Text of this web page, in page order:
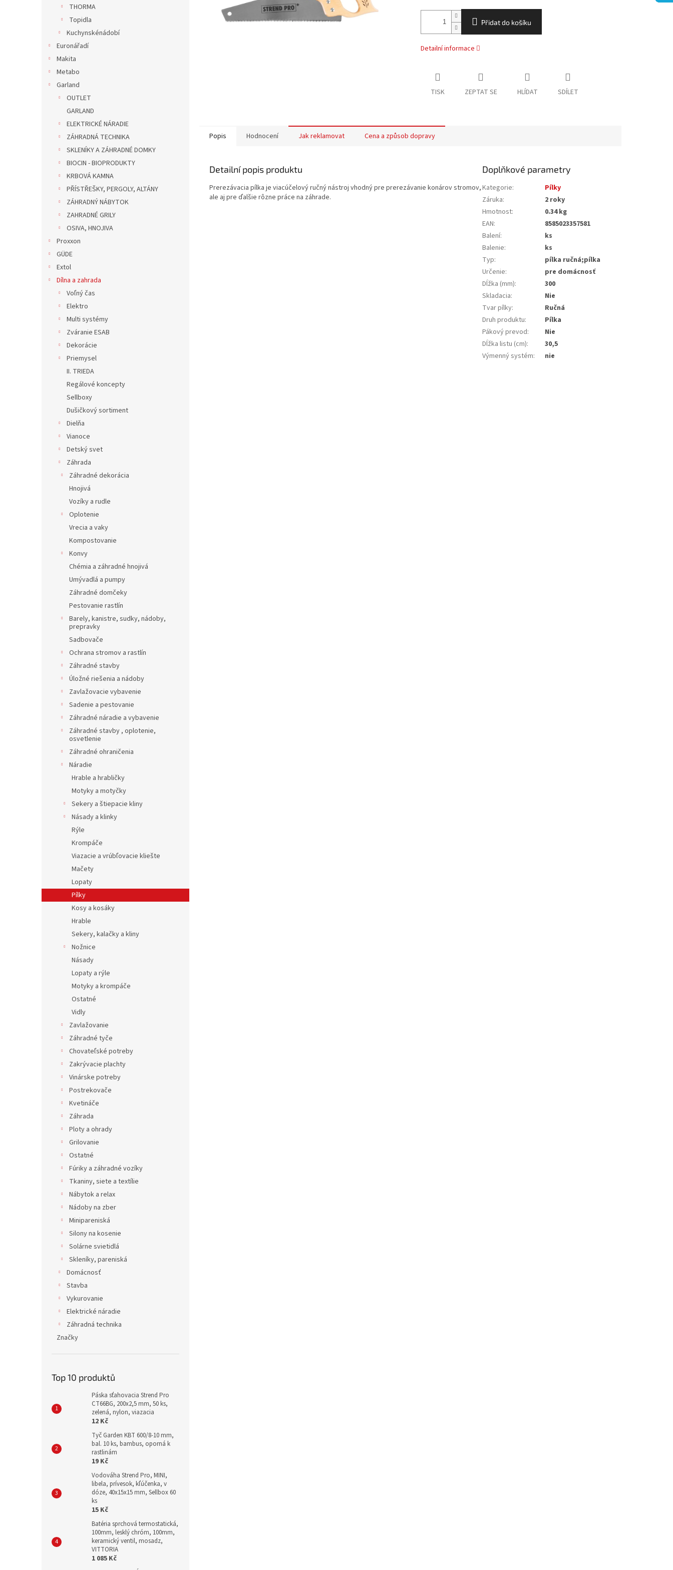
THORMA
Topidla
Kuchynskénádobí
Euronářadí
Makita
Metabo
Garland
OUTLET
GARLAND
ELEKTRICKÉ NÁRADIE
ZÁHRADNÁ TECHNIKA
SKLENÍKY A ZÁHRADNÉ DOMKY
BIOCIN - BIOPRODUKTY
KRBOVÁ KAMNA
PŘÍSTŘEŠKY, PERGOLY, ALTÁNY
ZÁHRADNÝ NÁBYTOK
ZAHRADNÉ GRILY
OSIVA, HNOJIVA
Proxxon
GÜDE
Extol
Dílna a zahrada
Voľný čas
Elektro
Multi systémy
Zváranie ESAB
Dekorácie
Priemysel
II. TRIEDA
Regálové koncepty
Sellboxy
Dušičkový sortiment
Dielňa
Vianoce
Detský svet
Záhrada
Záhradné dekorácia
Hnojivá
Vozíky a rudle
Oplotenie
Vrecia a vaky
Kompostovanie
Konvy
Chémia a záhradné hnojivá
Umývadlá a pumpy
Záhradné domčeky
Pestovanie rastlín
Barely, kanistre, sudky, nádoby,
prepravky
Sadbovače
Ochrana stromov a rastlín
Záhradné stavby
Úložné riešenia a nádoby
Zavlažovacie vybavenie
Sadenie a pestovanie
Záhradné náradie a vybavenie
Záhradné stavby , oplotenie,
osvetlenie
Záhradné ohraničenia
Náradie
Hrable a hrabličky
Motyky a motyčky
Sekery a štiepacie kliny
Násady a klinky
Rýle
Krompáče
Viazacie a vrúbľovacie kliešte
Mačety
Lopaty
Pílky
Kosy a kosáky
Hrable
Sekery, kalačky a kliny
Nožnice
Násady
Lopaty a rýle
Motyky a krompáče
Ostatné
Vidly
Zavlažovanie
Záhradné tyče
Chovateľské potreby
Zakrývacie plachty
Vinárske potreby
Postrekovače
Kvetináče
Záhrada
Ploty a ohrady
Grilovanie
Ostatné
Fúriky a záhradné vozíky
Tkaniny, siete a textílie
Nábytok a relax
Nádoby na zber
Minipareniská
Silony na kosenie
Solárne svietidlá
Skleníky, pareniská
Domácnosť
Stavba
Vykurovanie
Elektrické náradie
Záhradná technika
Značky
Top 10 produktů
Páska sťahovacia Strend Pro
CT66BG, 200x2,5 mm, 50 ks,
zelená, nylon, viazacia
12 Kč
Tyč Garden KBT 600/8-10 mm,
bal. 10 ks, bambus, oporná k
rastlinám
19 Kč
Vodováha Strend Pro, MINI,
libela, prívesok, kľúčenka, v
dóze, 40x15x15 mm, Sellbox 60
ks
15 Kč
Batéria sprchová termostatická,
100mm, lesklý chróm, 100mm,
keramický ventil, mosadz,
VITTORIA
1 085 Kč
Přidat do košíku
Detailní informace
TISK ZEPTAT SE HLÍDAT SDÍLET
Popis Hodnocení Jak reklamovat Cena a způsob dopravy
Detailní popis produktu
Prerezávacia pílka je viacúčelový ručný nástroj vhodný pre prerezávanie konárov stromov,
ale aj pre ďalšie rôzne práce na záhrade.
Doplňkové parametry
Kategorie:
Pílky
Záruka:
2 roky
Hmotnost:
0.34 kg
EAN:
8585023357581
Balení:
ks
Balenie:
ks
Typ:
pílka ručná;pílka
Určenie:
pre domácnosť
Dĺžka (mm):
300
Skladacia:
Nie
Tvar pílky:
Ručná
Druh produktu:
Pílka
Pákový prevod:
Nie
Dĺžka listu (cm):
30,5
Výmenný systém: nie